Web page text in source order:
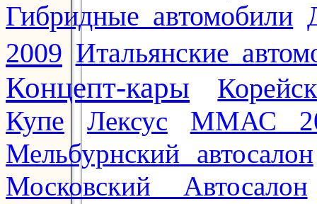
Гибридные автомобили
2009 Итальянские
Концепт-кары
Купе
Лексус ММАС
Мельбурнский автосалон
Московский Автосалон